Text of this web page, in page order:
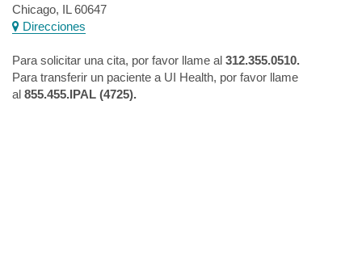
Chicago, IL 60647
Direcciones
Para solicitar una cita, por favor llame al 312.355.0510.
Para transferir un paciente a UI Health, por favor llame
al 855.455.IPAL (4725).